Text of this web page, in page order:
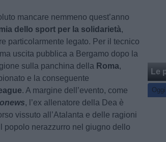
mancare nemmeno quest’anno
dello sport per la solidarietà,
particolarmente legato. Per il tecnico
uscita pubblica a Bergamo dopo la
sulla panchina della Roma,
e la conseguente
. A margine dell’evento, come
, l’ex allenatore della Dea è
vissuto all’Atalanta e delle ragioni
popolo nerazzurro nel giugno dello
Le
Oggi